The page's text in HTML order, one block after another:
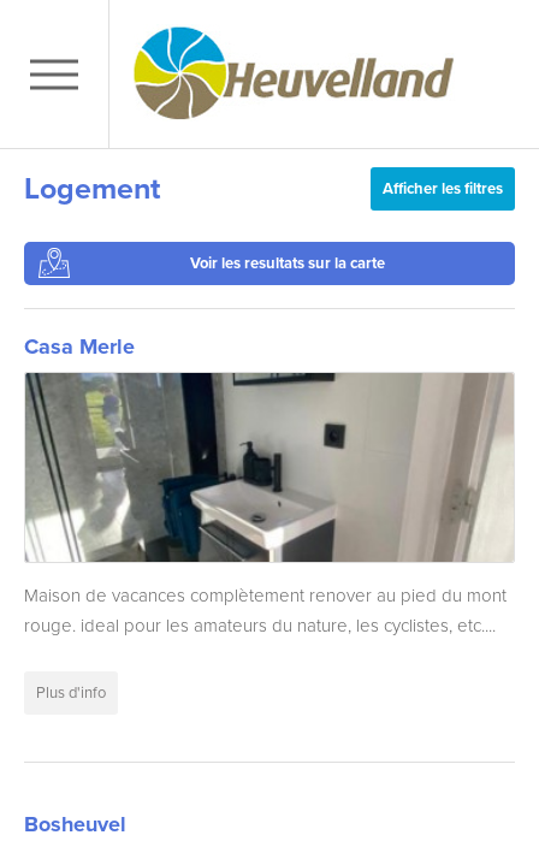
Logement
Voir les resultats sur la carte
Afficher les filtres
Casa Merle
Maison de vacances complètement renover au pied du mont
rouge. ideal pour les amateurs du nature, les cyclistes, etc....
Plus d'info
Bosheuvel